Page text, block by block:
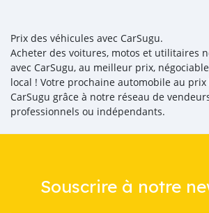
Prix des véhicules avec CarSugu.
Acheter des voitures, motos et utilitaires
avec CarSugu, au meilleur prix,
local ! Votre prochaine automobile au prix
CarSugu grâce à notre réseau de
professionnels ou indépendants.
Souscrire à notre